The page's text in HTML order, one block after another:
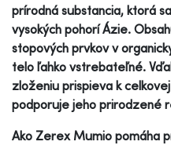
prírodná substancia, ktorá
vysokých pohorí Ázie.
stopových prvkov v
telo ľahko vstrebateľné.
zloženiu prispieva k
podporuje jeho prirodzené
Ako Zerex Mumio pomáha